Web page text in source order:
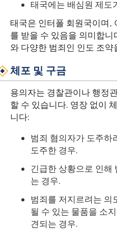
태국에는 배심원 제도
태국은 인터폴 회원국이며,
를 받을 수 있음을 의미합
와 다양한 범죄인 인도 조
체포 및 구금
용의자는 경찰관이나 행정
할 수 있습니다. 영장 없이
니다:
범죄 혐의자가 도주하
도주한 경우.
긴급한 상황으로 인해
는 경우.
범죄를 저지르려는 의
될 수 있는 물품을 소
견되는 경우.